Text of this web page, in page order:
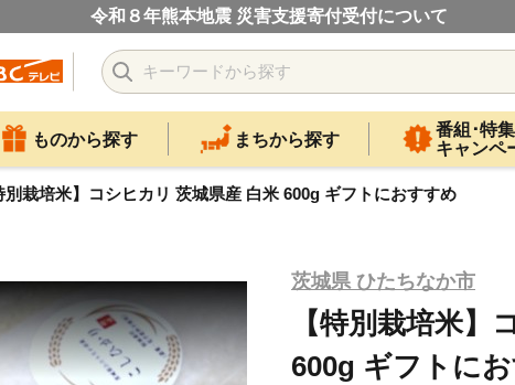
令和８年熊本地震 災害支援寄付受付について
ものから探す まちから探す
番組･特集
キャンペ
別栽培米】コシヒカリ 茨城県産 白米 600g ギフトにおすすめ
茨城県 ひたちなか市
【特別栽培米】
600g ギフトに